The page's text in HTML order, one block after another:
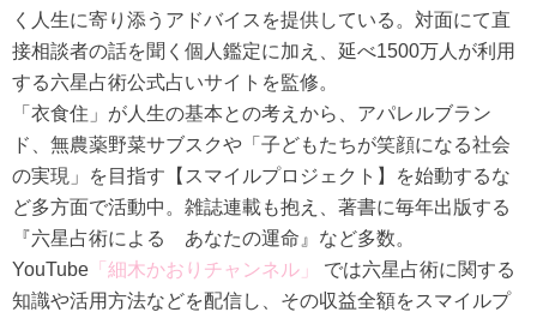
く人生に寄り添うアドバイスを提供している。対面にて直
接相談者の話を聞く個人鑑定に加え、延べ1500万人が利用
する六星占術公式占いサイトを監修。
「衣食住」が人生の基本との考えから、アパレルブラン
ド、無農薬野菜サブスクや「子どもたちが笑顔になる社会
の実現」を目指す【スマイルプロジェクト】を始動するな
ど多方面で活動中。雑誌連載も抱え、著書に毎年出版する
『六星占術による あなたの運命』など多数。
YouTube 「細木かおりチャンネル」
では六星占術に関する
知識や活用方法などを配信し、その収益全額をスマイルプ